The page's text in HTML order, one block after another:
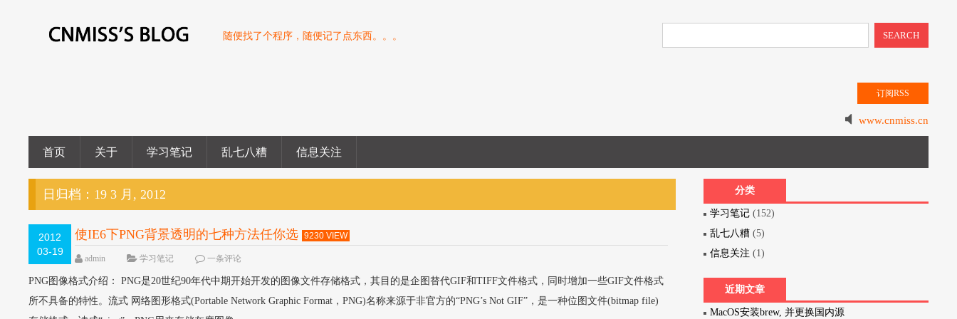
随便找了个程序，随便记了点东西。。。 SEARCH
订阅RSS
www.cnmiss.cn
首页 关于 学习笔记 乱七八糟 信息关注
日归档： 19 3 月, 2012
2012
03-19
使IE6下PNG背景透明的七种方法任你选 9230 VIEW
admin 学习笔记 一条评论
PNG图像格式介绍： PNG是20世纪90年代中期开始开发的图像文件存储格式，其目的是企图替代GIF和TIFF文件格式，同时增加一些GIF文件格式
所不具备的特性。流式 网络图形格式(Portable Network Graphic Format，PNG)名称来源于非官方的“PNG’s Not GIF”，是一种位图文件(bitmap file)
分类
学习笔记 (152)
乱七八糟 (5)
信息关注 (1)
近期文章
MacOS安装brew, 并更换国内源